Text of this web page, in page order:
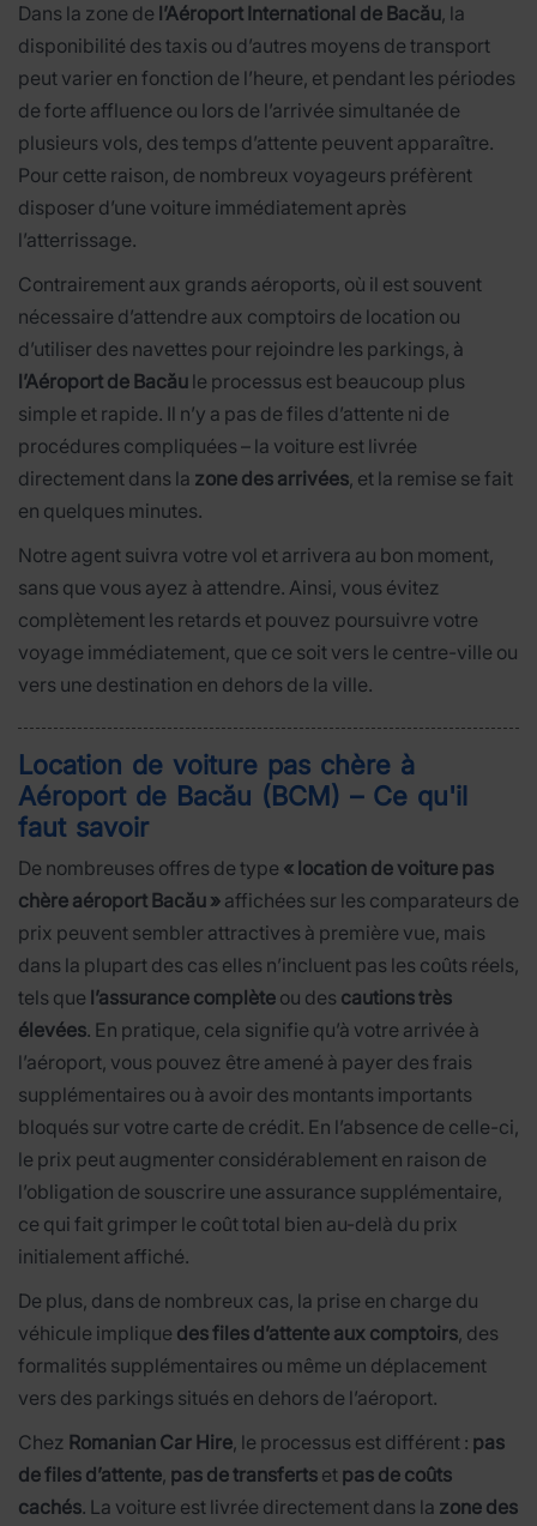
Dans la zone de l’Aéroport International de Bacău, la
disponibilité des taxis ou d’autres moyens de transport
peut varier en fonction de l’heure, et pendant les périodes
de forte affluence ou lors de l’arrivée simultanée de
plusieurs vols, des temps d’attente peuvent apparaître.
Pour cette raison, de nombreux voyageurs préfèrent
disposer d’une voiture immédiatement après
l’atterrissage.
Contrairement aux grands aéroports, où il est souvent
nécessaire d’attendre aux comptoirs de location ou
d’utiliser des navettes pour rejoindre les parkings, à
l’Aéroport de Bacău le processus est beaucoup plus
simple et rapide. Il n’y a pas de files d’attente ni de
procédures compliquées – la voiture est livrée
directement dans la zone des arrivées, et la remise se fait
en quelques minutes.
Notre agent suivra votre vol et arrivera au bon moment,
sans que vous ayez à attendre. Ainsi, vous évitez
complètement les retards et pouvez poursuivre votre
voyage immédiatement, que ce soit vers le centre-ville ou
vers une destination en dehors de la ville.
Location de voiture pas chère à
Aéroport de Bacău (BCM) – Ce qu'il
faut savoir
De nombreuses offres de type « location de voiture pas
chère aéroport Bacău » affichées sur les comparateurs de
prix peuvent sembler attractives à première vue, mais
dans la plupart des cas elles n’incluent pas les coûts réels,
tels que l’assurance complète ou des cautions très
élevées. En pratique, cela signifie qu’à votre arrivée à
l’aéroport, vous pouvez être amené à payer des frais
supplémentaires ou à avoir des montants importants
bloqués sur votre carte de crédit. En l’absence de celle-ci,
le prix peut augmenter considérablement en raison de
l’obligation de souscrire une assurance supplémentaire,
ce qui fait grimper le coût total bien au-delà du prix
initialement affiché.
De plus, dans de nombreux cas, la prise en charge du
véhicule implique des files d’attente aux comptoirs, des
formalités supplémentaires ou même un déplacement
vers des parkings situés en dehors de l’aéroport.
Chez Romanian Car Hire, le processus est différent : pas
de files d’attente, pas de transferts et pas de coûts
cachés. La voiture est livrée directement dans la zone des